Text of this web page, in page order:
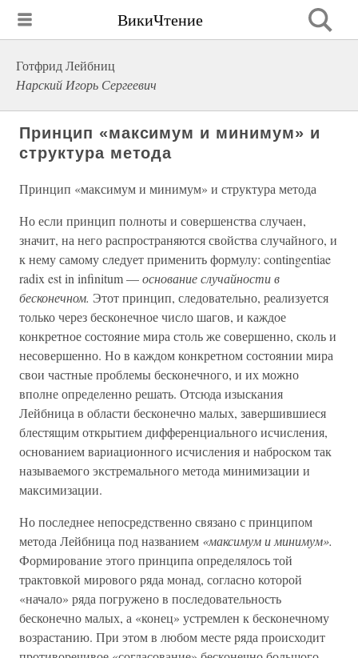
ВикиЧтение
Готфрид Лейбниц
Нарский Игорь Сергеевич
Принцип «максимум и минимум» и
структура метода
Принцип «максимум и минимум» и структура метода
Но если принцип полноты и совершенства случаен,
значит, на него распространяются свойства случайного, и
к нему самому следует применить формулу: contingentiae
radix est in infinitum —основание случайности в
бесконечном. Этот принцип, следовательно, реализуется
только через бесконечное число шагов, и каждое
конкретное состояние мира столь же совершенно, сколь и
несовершенно. Но в каждом конкретном состоянии мира
свои частные проблемы бесконечного, и их можно
вполне определенно решать. Отсюда изыскания
Лейбница в области бесконечно малых, завершившиеся
блестящим открытием дифференциального исчисления,
основанием вариационного исчисления и наброском так
называемого экстремального метода минимизации и
максимизации.
Но последнее непосредственно связано с принципом
метода Лейбница под названием «максимум и минимум».
Формирование этого принципа определялось той
трактовкой мирового ряда монад, согласно которой
«начало» ряда погружено в последовательность
бесконечно малых, а «конец» устремлен к бесконечному
возрастанию. При этом в любом месте ряда происходит